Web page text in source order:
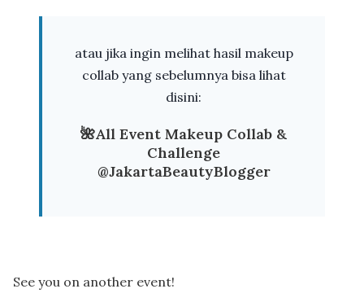
atau jika ingin melihat hasil makeup
collab yang sebelumnya bisa lihat
disini:
🌺All Event Makeup Collab &
Challenge
@JakartaBeautyBlogger
See you on another event!